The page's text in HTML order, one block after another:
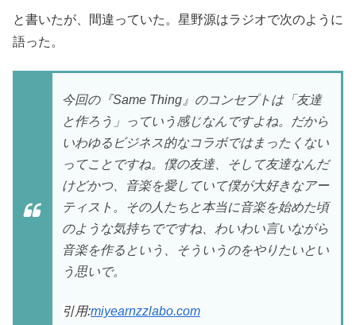
と書いたが、間違っていた。星野源はラジオで次のように
語った。
今回の『Same Thing』のコンセプトは「友達
と作ろう」っていう感じなんですよね。だから
いわゆるビジネス的なコラボではまったくない
ってことですね。僕の友達、そして友達なんだ
けどかつ、音楽を愛していて僕が大好きなアー
ティスト。その人たちと本当に音楽を始めた頃
のような気持ちでですね、わいわい言いながら
音楽を作るという、そういうのをやりたいとい
う思いで。
引用:miyearnzzlabo.com